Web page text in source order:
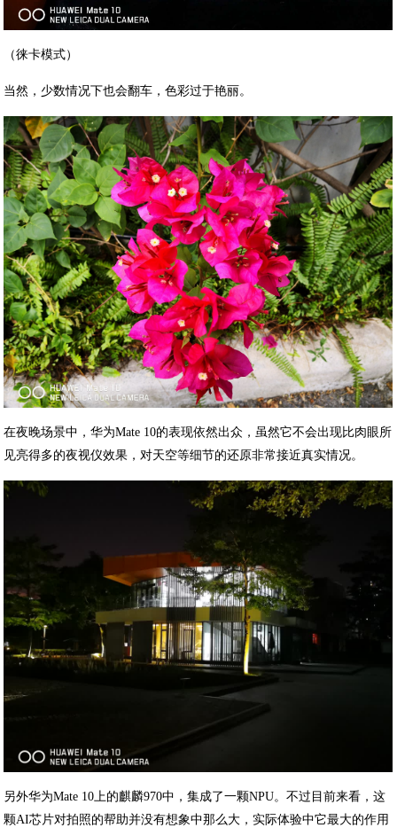
（徕卡模式）
当然，少数情况下也会翻车，色彩过于艳丽。
在夜晚场景中，华为Mate 10的表现依然出众，虽然它不会出现比肉眼所
见亮得多的夜视仪效果，对天空等细节的还原非常接近真实情况。
另外华为Mate 10上的麒麟970中，集成了一颗NPU。不过目前来看，这
颗AI芯片对拍照的帮助并没有想象中那么大，实际体验中它最大的作用